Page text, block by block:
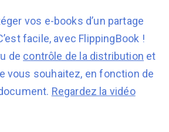
vos e-books d’un partage
facile, avec FlippingBook !
de contrôle de la distribution et
vous souhaitez, en fonction de
Regardez la vidéo